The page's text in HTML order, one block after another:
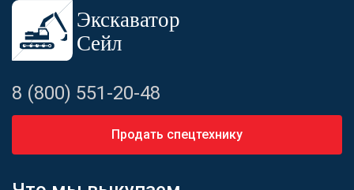
8 (800) 551-20-48
Продать спецтехнику